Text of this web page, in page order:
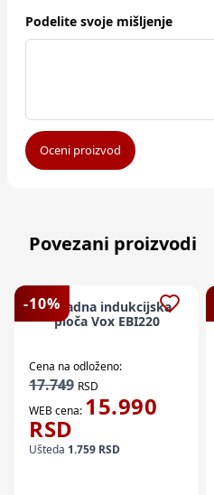
Podelite svoje mišljenje
Oceni proizvod
Povezani proizvodi
-10%
Ugradna indukcijska
ploča Vox EBI220
Cena na odloženo:
17.749 RSD
WEB cena: 15.990
RSD
Ušteda 1.759 RSD